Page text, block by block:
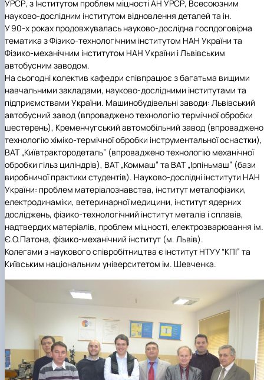
УРСР, з Інститутом проблем міцності АН УРСР, Всесоюзним
науково-дослідним інститутом відновлення деталей та ін.
У 90-х роках продовжувалась науково-дослідна госпдоговірна
тематика з Фізико-технологічним інститутом НАН України та
Фізико-механічним інститутом НАН України і Львівським
автобусним заводом.
На сьогодні колектив кафедри співпрацює з багатьма вищими
навчальними закладами, науково-дослідними інститутами та
підприємствами України. Машинобудівельні заводи: Львівський
автобусний завод (впроваджено технологію термічної обробки
шестерень), Кременчугський автомобільний завод (впроваджено
технологію хіміко-термічної обробки інструментальної оснастки),
ВАТ „Київтрактородеталь” (впроваджено технологію механічної
обробки гільз циліндрів), ВАТ „Коммаш” та ВАТ „Ірпіньмаш” (бази
виробничої практики студентів). Науково-дослідні інститути НАН
України: проблем матеріалознавства, інститут металофізики,
електродинаміки, ветеринарної медицини, інститут ядерних
досліджень, фізико-технологічний інститут металів і сплавів,
надтвердих матеріалів, проблем міцності, електрозварювання ім.
Є.О.Патона, фізико-механічний інститут (м. Львів).
Колегами з наукового співробітництва є інститут НТУУ “КПІ” та
Київським національним університетом ім. Шевченка.